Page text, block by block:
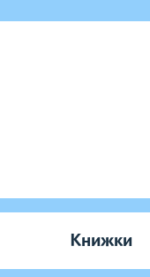
Книжки